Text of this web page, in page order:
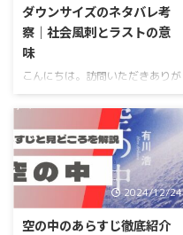
ダウンサイズのネタバレ考
察｜社会風刺とラストの意
味
こんにちは。訪問いただきありが
とうございます。物語の知恵袋、
運営者の「ふくろう」です。 映
画『ダウンサイズ』は、人間が約
13センチまで小さくなるという
ユニークな設定から、気軽に楽し
めるSFコメディを想像した方も
多いのではないでしょうか。とこ
ろが物語は、妻オードリーの離脱
2024/12/24
空の中のあらすじ徹底紹介